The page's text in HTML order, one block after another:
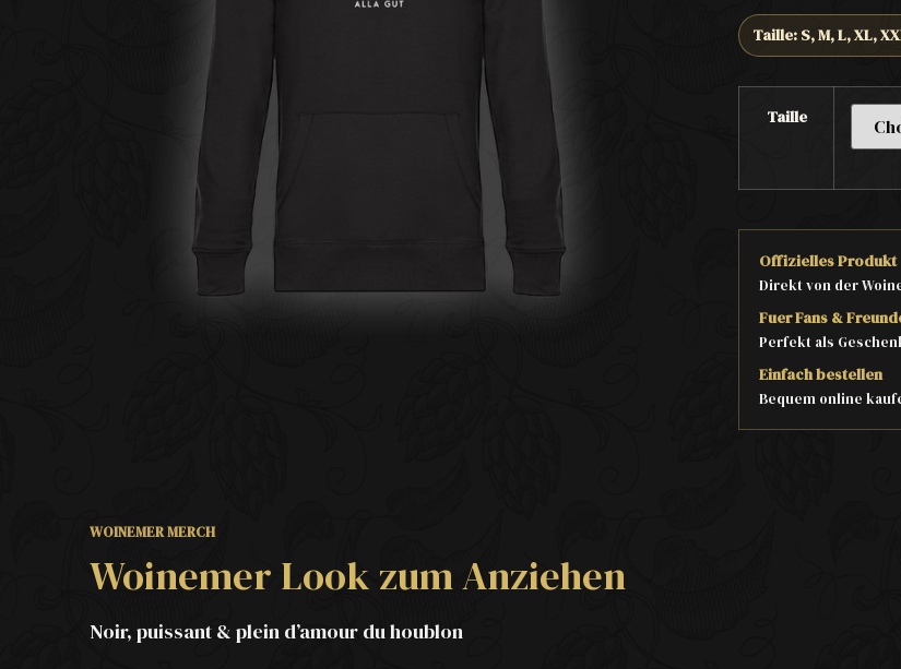
Taille: S, M, L, XL,
Taille
Offizielles Produkt
Direkt von der
Fuer Fans &
Perfekt als
Einfach bestellen
Bequem online
WOINEMER MERCH
Woinemer Look zum Anziehen
Noir, puissant & plein d’amour du houblon